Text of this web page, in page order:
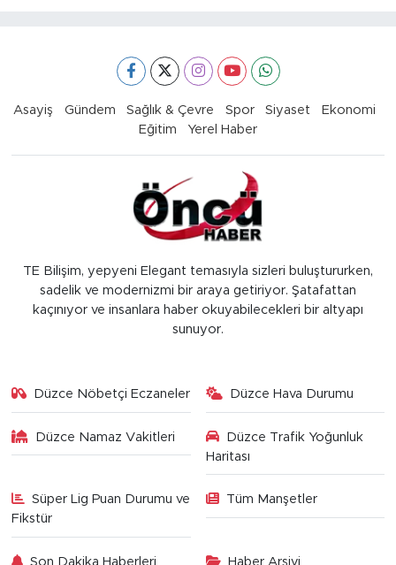
Asayiş Gündem Sağlık & Çevre Spor Siyaset
Ekonomi
Eğitim
Yerel Haber
TE Bilişim, yepyeni Elegant temasıyla sizleri buluştururken,
sadelik ve modernizmi bir araya getiriyor. Şatafattan
kaçınıyor ve insanlara haber okuyabilecekleri bir altyapı
sunuyor.
Düzce Nöbetçi Eczaneler Düzce Hava Durumu
Düzce Namaz Vakitleri
Düzce Trafik Yoğunluk
Haritası
Süper Lig Puan Durumu ve
Fikstür
Tüm Manşetler
Son Dakika Haberleri Haber Arşivi